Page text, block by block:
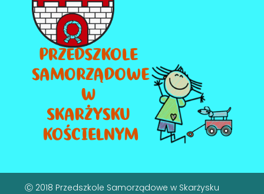
Ⓒ 2018 Przedszkole Samorządowe w Skarżysku